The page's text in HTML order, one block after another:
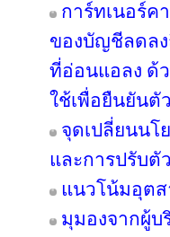
การ์ทเนอร์ค
ของบัญชีลดลง
ที่อ่อนแอลง ด้
ใช้เพื่อยืนยันตั
จุดเปลี่ยนนโ
และการปรับตั
แนวโน้มอุตส
มุมองจากผู้